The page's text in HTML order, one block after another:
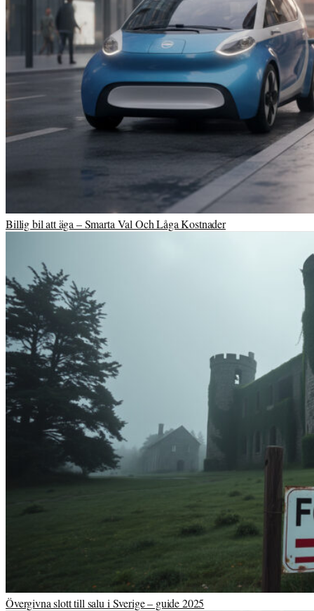
Billig bil att äga – Smarta Val Och Låga Kostnader
Övergivna slott till salu i Sverige – guide 2025